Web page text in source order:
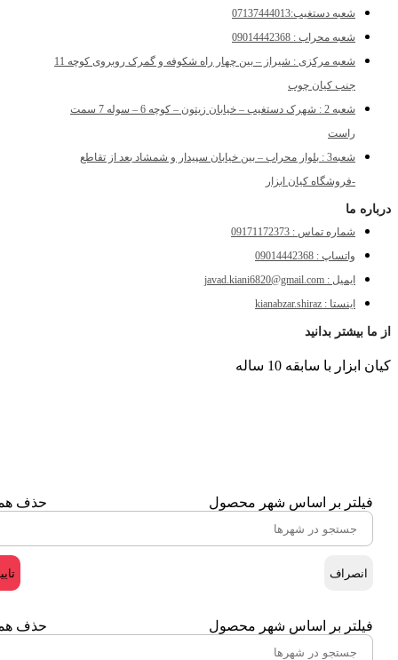
شعبه دستغیب:07137444013
شعبه محراب : 09014442368
شعبه مرکزی : شیراز – بین چهار راه شکوفه و گمرک روبروی کوچه 11
جنب کیان چوب
شعبه 2 : شهرک دستغیب – خیابان زیتون – کوچه 6 – سوله 7 سمت
راست
شعبه3 : بلوار محراب – بین خیابان سپیدار و شمشاد بعد از تقاطع
-فروشگاه کیان ابزار
درباره ما
شماره تماس : 09171172373
واتساپ : 09014442368
ایمیل : javad.kiani6820@gmail.com
اینستا : kianabzar.shiraz
از ما بیشتر بدانید
کیان ابزار با سابقه 10 ساله
فیلتر بر اساس شهر محصول حذف
انصراف
فیلتر بر اساس شهر محصول حذف